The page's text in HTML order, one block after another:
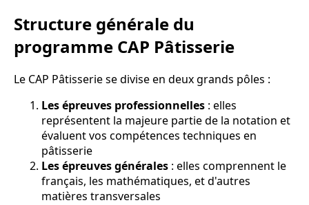
Structure générale du
programme CAP Pâtisserie
Le CAP Pâtisserie se divise en deux grands pôles :
Les épreuves professionnelles : elles
représentent la majeure partie de la notation et
évaluent vos compétences techniques en
pâtisserie
Les épreuves générales : elles comprennent le
français, les mathématiques, et d'autres
matières transversales